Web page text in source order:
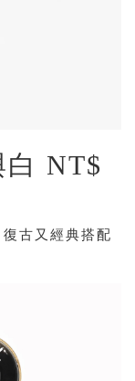
NT$
古又經典搭配